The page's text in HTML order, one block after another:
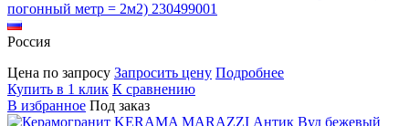
погонный метр = 2м2) 230499001
Россия
Цена по запросу Запросить цену Подробнее
Купить в 1 клик К сравнению
В избранное Под заказ